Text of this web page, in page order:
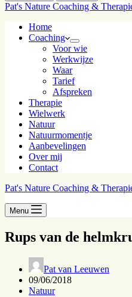
Pat's Nature Coaching &
Home
Coaching
Voor wie
Werkwijze
Waar
Tarief
Afspreken
Therapie
Wielwerk
Natuur
Natuurmomentje
Aanbevelingen
Over mij
Contact
Pat's Nature Coaching &
Menu
Rups van de
Pat van Leeuwen
09/06/2018
Natuur